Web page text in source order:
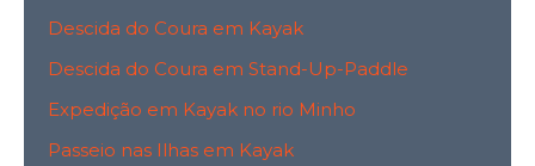
Descida do Coura em Kayak
Descida do Coura em Stand-Up-Paddle
Expedição em Kayak no rio Minho
Passeio nas Ilhas em Kayak